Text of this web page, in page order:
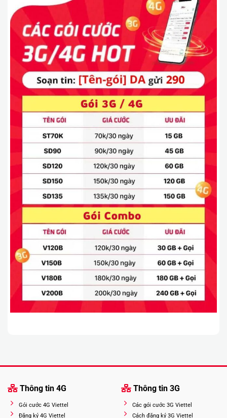
Thông tin 4G
Gói cước 4G Viettel
Đăng ký 4G Viettel
Thông tin 3G
Các gói cước 3G Viettel
Cách đăng ký 3G Viettel